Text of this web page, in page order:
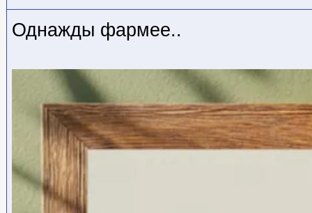
Однажды фармее..